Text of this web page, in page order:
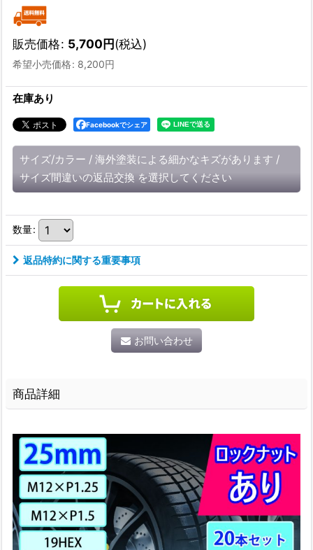
販売価格: 5,700円(税込)
希望小売価格: 8,200円
在庫あり
Facebookでシェア
サイズ/カラー / 海外塗装による細かなキズがあります /
サイズ間違いの返品交換 を選択してください
数量:
返品特約に関する重要事項
お問い合わせ
商品詳細